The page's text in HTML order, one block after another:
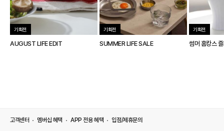
기획전
AUGUST LIFE EDIT
기획전
SUMMER LIFE SALE
기획전
썸머 홈캉스
고객센터 멤버십 혜택 APP 전용 혜택 입점/제휴문의